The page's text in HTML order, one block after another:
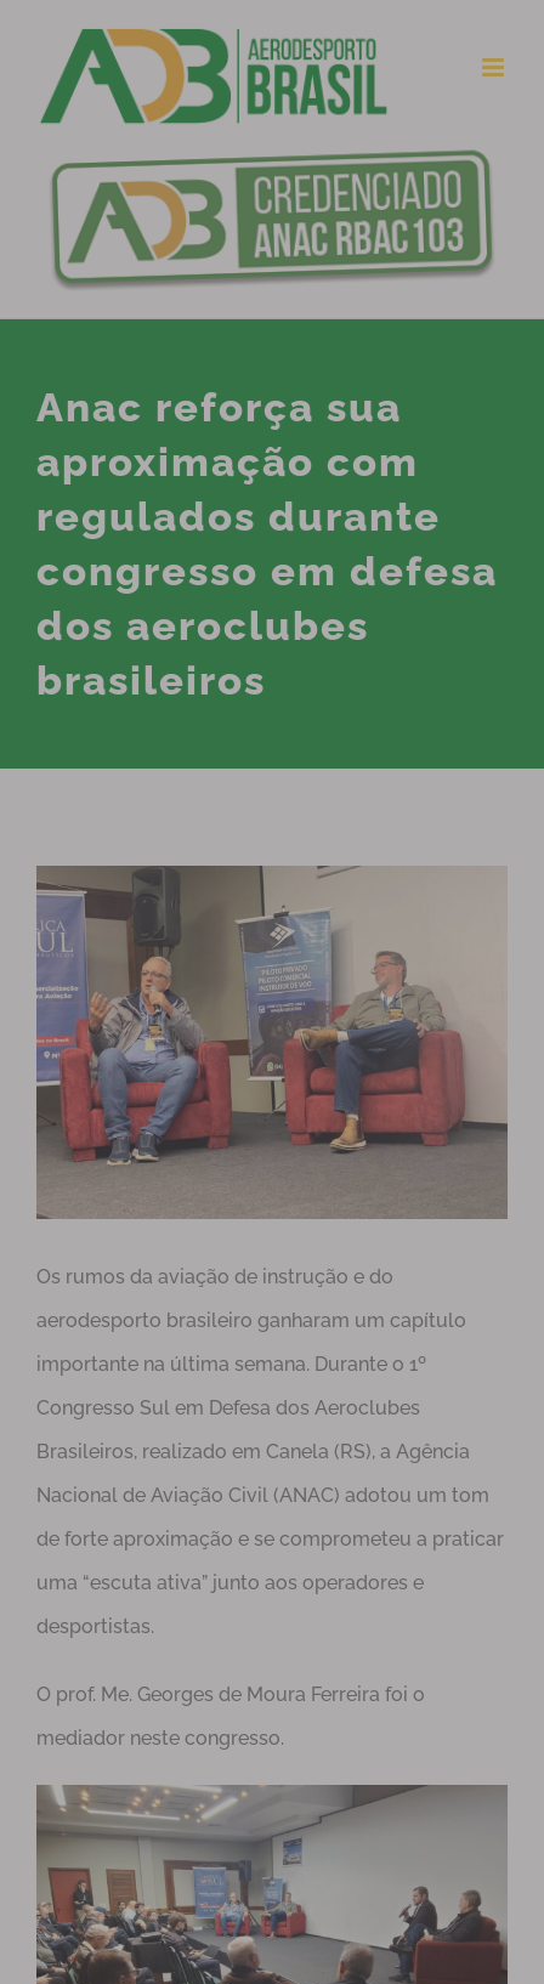
Anac reforça sua
aproximação com
regulados durante
congresso em defesa
dos aeroclubes
brasileiros
View
Larger
Os rumos da aviação de instrução e do
aerodesporto brasileiro ganharam um capítulo
importante na última semana. Durante o 1º
Congresso Sul em Defesa dos Aeroclubes
Brasileiros, realizado em Canela (RS), a Agência
Nacional de Aviação Civil (ANAC) adotou um tom
de forte aproximação e se comprometeu a praticar
uma “escuta ativa” junto aos operadores e
desportistas.
O prof. Me. Georges de Moura Ferreira foi o
mediador neste congresso.